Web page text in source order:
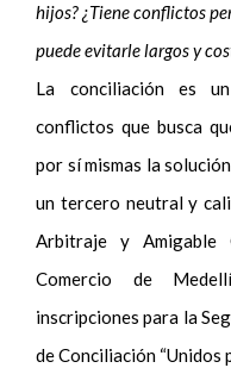
hijos? ¿Tiene conflictos
puede evitarle largos y
La conciliación es
conflictos que busca
por sí mismas la
un tercero neutral y
Arbitraje y Amigable
Comercio de
inscripciones para la
de Conciliación “Unidos